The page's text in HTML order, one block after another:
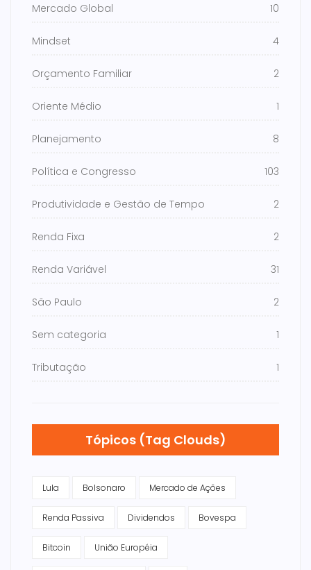
Mercado Global 10
Mindset 4
Orçamento Familiar 2
Oriente Médio 1
Planejamento 8
Política e Congresso 103
Produtividade e Gestão de Tempo 2
Renda Fixa 2
Renda Variável 31
São Paulo 2
Sem categoria 1
Tributação 1
Tópicos (Tag Clouds)
Lula Bolsonaro Mercado de Ações
Renda Passiva Dividendos Bovespa
Bitcoin União Européia